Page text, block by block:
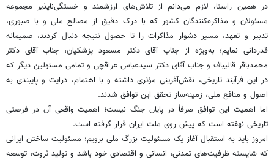
در همین راستا، لازم می‌دانم از تلاش‌های ارزشمند و خستگی‌ناپذیر مجموعه
مسئولان و مذاکره‌کنندگان کشور که با درک دقیق از مصالح ملی و با صبوری،
تدبیر و تعهد، مسیر دشوار مذاکرات را تا حصول نتیجه دنبال کردند، صمیمانه
قدردانی نمایم؛ به‌ویژه از جناب آقای دکتر مسعود پزشکیان، جناب آقای دکتر
محمدباقر قالیباف و جناب آقای دکتر سیدعباس عراقچی و تمامی مسئولین دیگر که
در این فرآیند تاریخی، نقش‌آفرینی مؤثری داشته و با اهتمام، درایت و پایبندی به
اصول و منافع ملی، زمینه‌ساز تحقق این توافق شدند.
اما اهمیت این توافق صرفاً در پایان جنگ نیست؛ اهمیت واقعی آن در فرصتی
تاریخی نهفته است که پیش روی ملت ایران قرار گرفته است.
امروز باید به استقبال آغاز یک مسئولیت بزرگ ملی برویم؛ مسئولیت ساختن ایرانی
که شایسته ظرفیت‌های تمدنی، انسانی و اقتصادی خود باشد و تولید ثروت، توسعه